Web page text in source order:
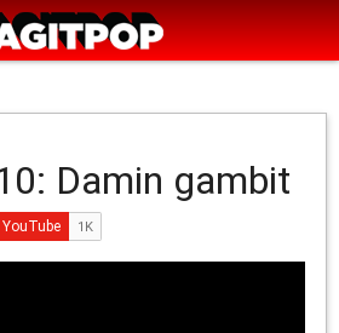
Damin gambit